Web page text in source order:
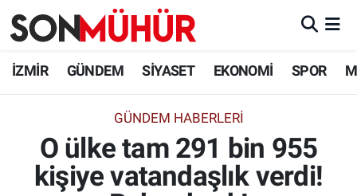
İZMİR GÜNDEM SİYASET EKONOMİ SPOR
GÜNDEM HABERLERI
O ülke tam 291 bin 955
kişiye vatandaşlık verdi!
İzmir Nöbetçi Eczaneler
İzmir Namaz Vakitleri
İzmir Trafik Yoğunluk Haritası